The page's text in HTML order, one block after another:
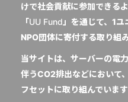
けで社会貢献に参加できる
「UU Fund 」を通じて、1
NPO団体に寄付する取り組
当サイトは、サーバーの電
伴うCO2排出などにおいて
フセットに取り組んでいま